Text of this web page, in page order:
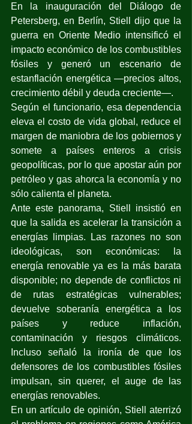
En la inauguración del Diálogo de
Petersberg, en Berlín, Stiell dijo que la
guerra en Oriente Medio intensificó el
impacto económico de los combustibles
fósiles y generó un escenario de
estanflación energética —precios altos,
crecimiento débil y deuda creciente—.
Según el funcionario, esa dependencia
eleva el costo de vida global, reduce el
margen de maniobra de los gobiernos y
somete a países enteros a crisis
geopolíticas, por lo que apostar aún por
petróleo y gas ahorca la economía y no
sólo calienta el planeta.
Ante este panorama, Stiell insistió en
que la salida es acelerar la transición a
energías limpias. Las razones no son
ideológicas, son económicas: la
energía renovable ya es la más barata
disponible; no depende de conflictos ni
de rutas estratégicas vulnerables;
devuelve soberanía energética a los
países y reduce inflación,
contaminación y riesgos climáticos.
Incluso señaló la ironía de que los
defensores de los combustibles fósiles
impulsan, sin querer, el auge de las
energías renovables.
En un artículo de opinión, Stiell aterrizó